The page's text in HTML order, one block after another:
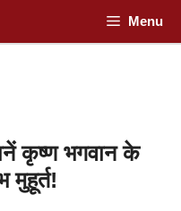
Menu
कृष्ण भगवान के